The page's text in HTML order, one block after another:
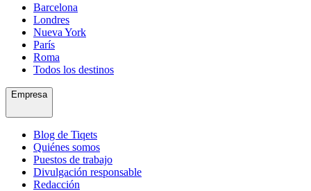
Barcelona
Londres
Nueva York
París
Roma
Todos los destinos
Empresa
Blog de Tiqets
Quiénes somos
Puestos de trabajo
Divulgación responsable
Redacción